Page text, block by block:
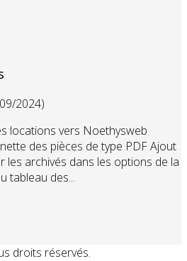
2024)
locations vers Noethysweb
des pièces de type PDF Ajout
les archivés dans les options de la
tableau des...
droits réservés.